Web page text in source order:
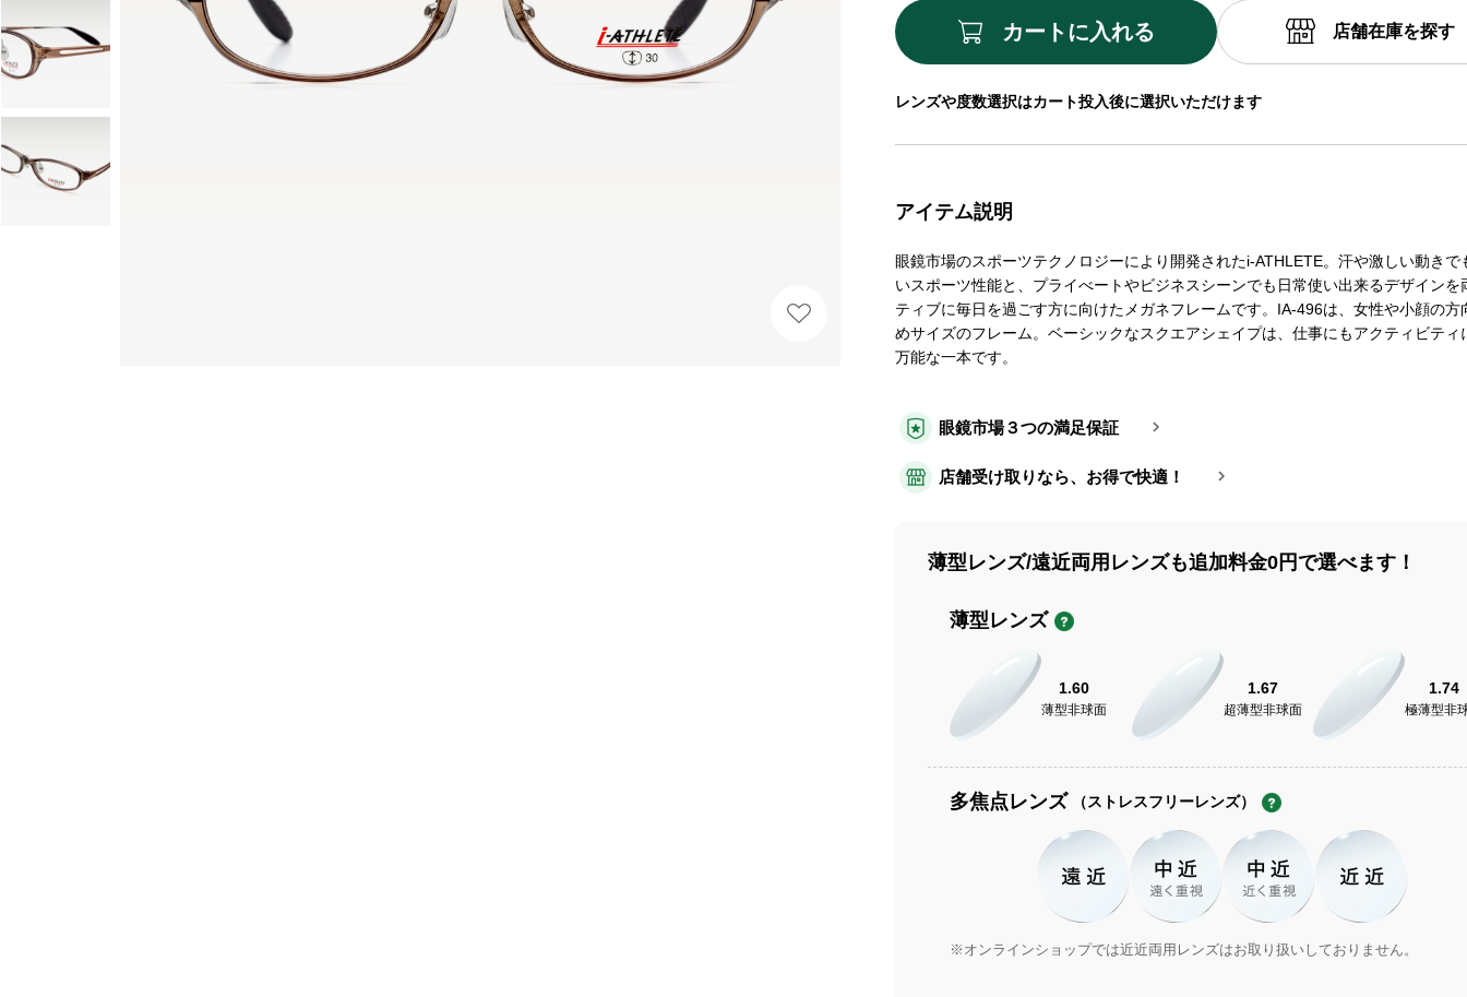
レンズや度数選択はカート投入後に選択いただけます
眼鏡市場３つの満足保証
店舗受け取りなら、お得で快適！
薄型レンズ/遠近両用レンズも追加料金0円で選べます！
薄型レンズ
1.60
薄型非球面
1.67
超薄型非球面
1.74
極薄型非
多焦点レンズ （ストレスフリーレンズ）
※オンラインショップでは近近両用レンズはお取り扱いしておりません。
アイテム説明
眼鏡市場のスポーツテクノロジーにより開発されたi-ATHLETE。汗や激しい動きで
いスポーツ性能と、プライべートやビジネスシーンでも日常使い出来るデザインを
ティブに毎日を過ごす方に向けたメガネフレームです。IA-496は、女性や小顔の方
めサイズのフレーム。ベーシックなスクエアシェイプは、仕事にもアクティビティ
万能な一本です。
カートに入れる 店舗在庫を探す